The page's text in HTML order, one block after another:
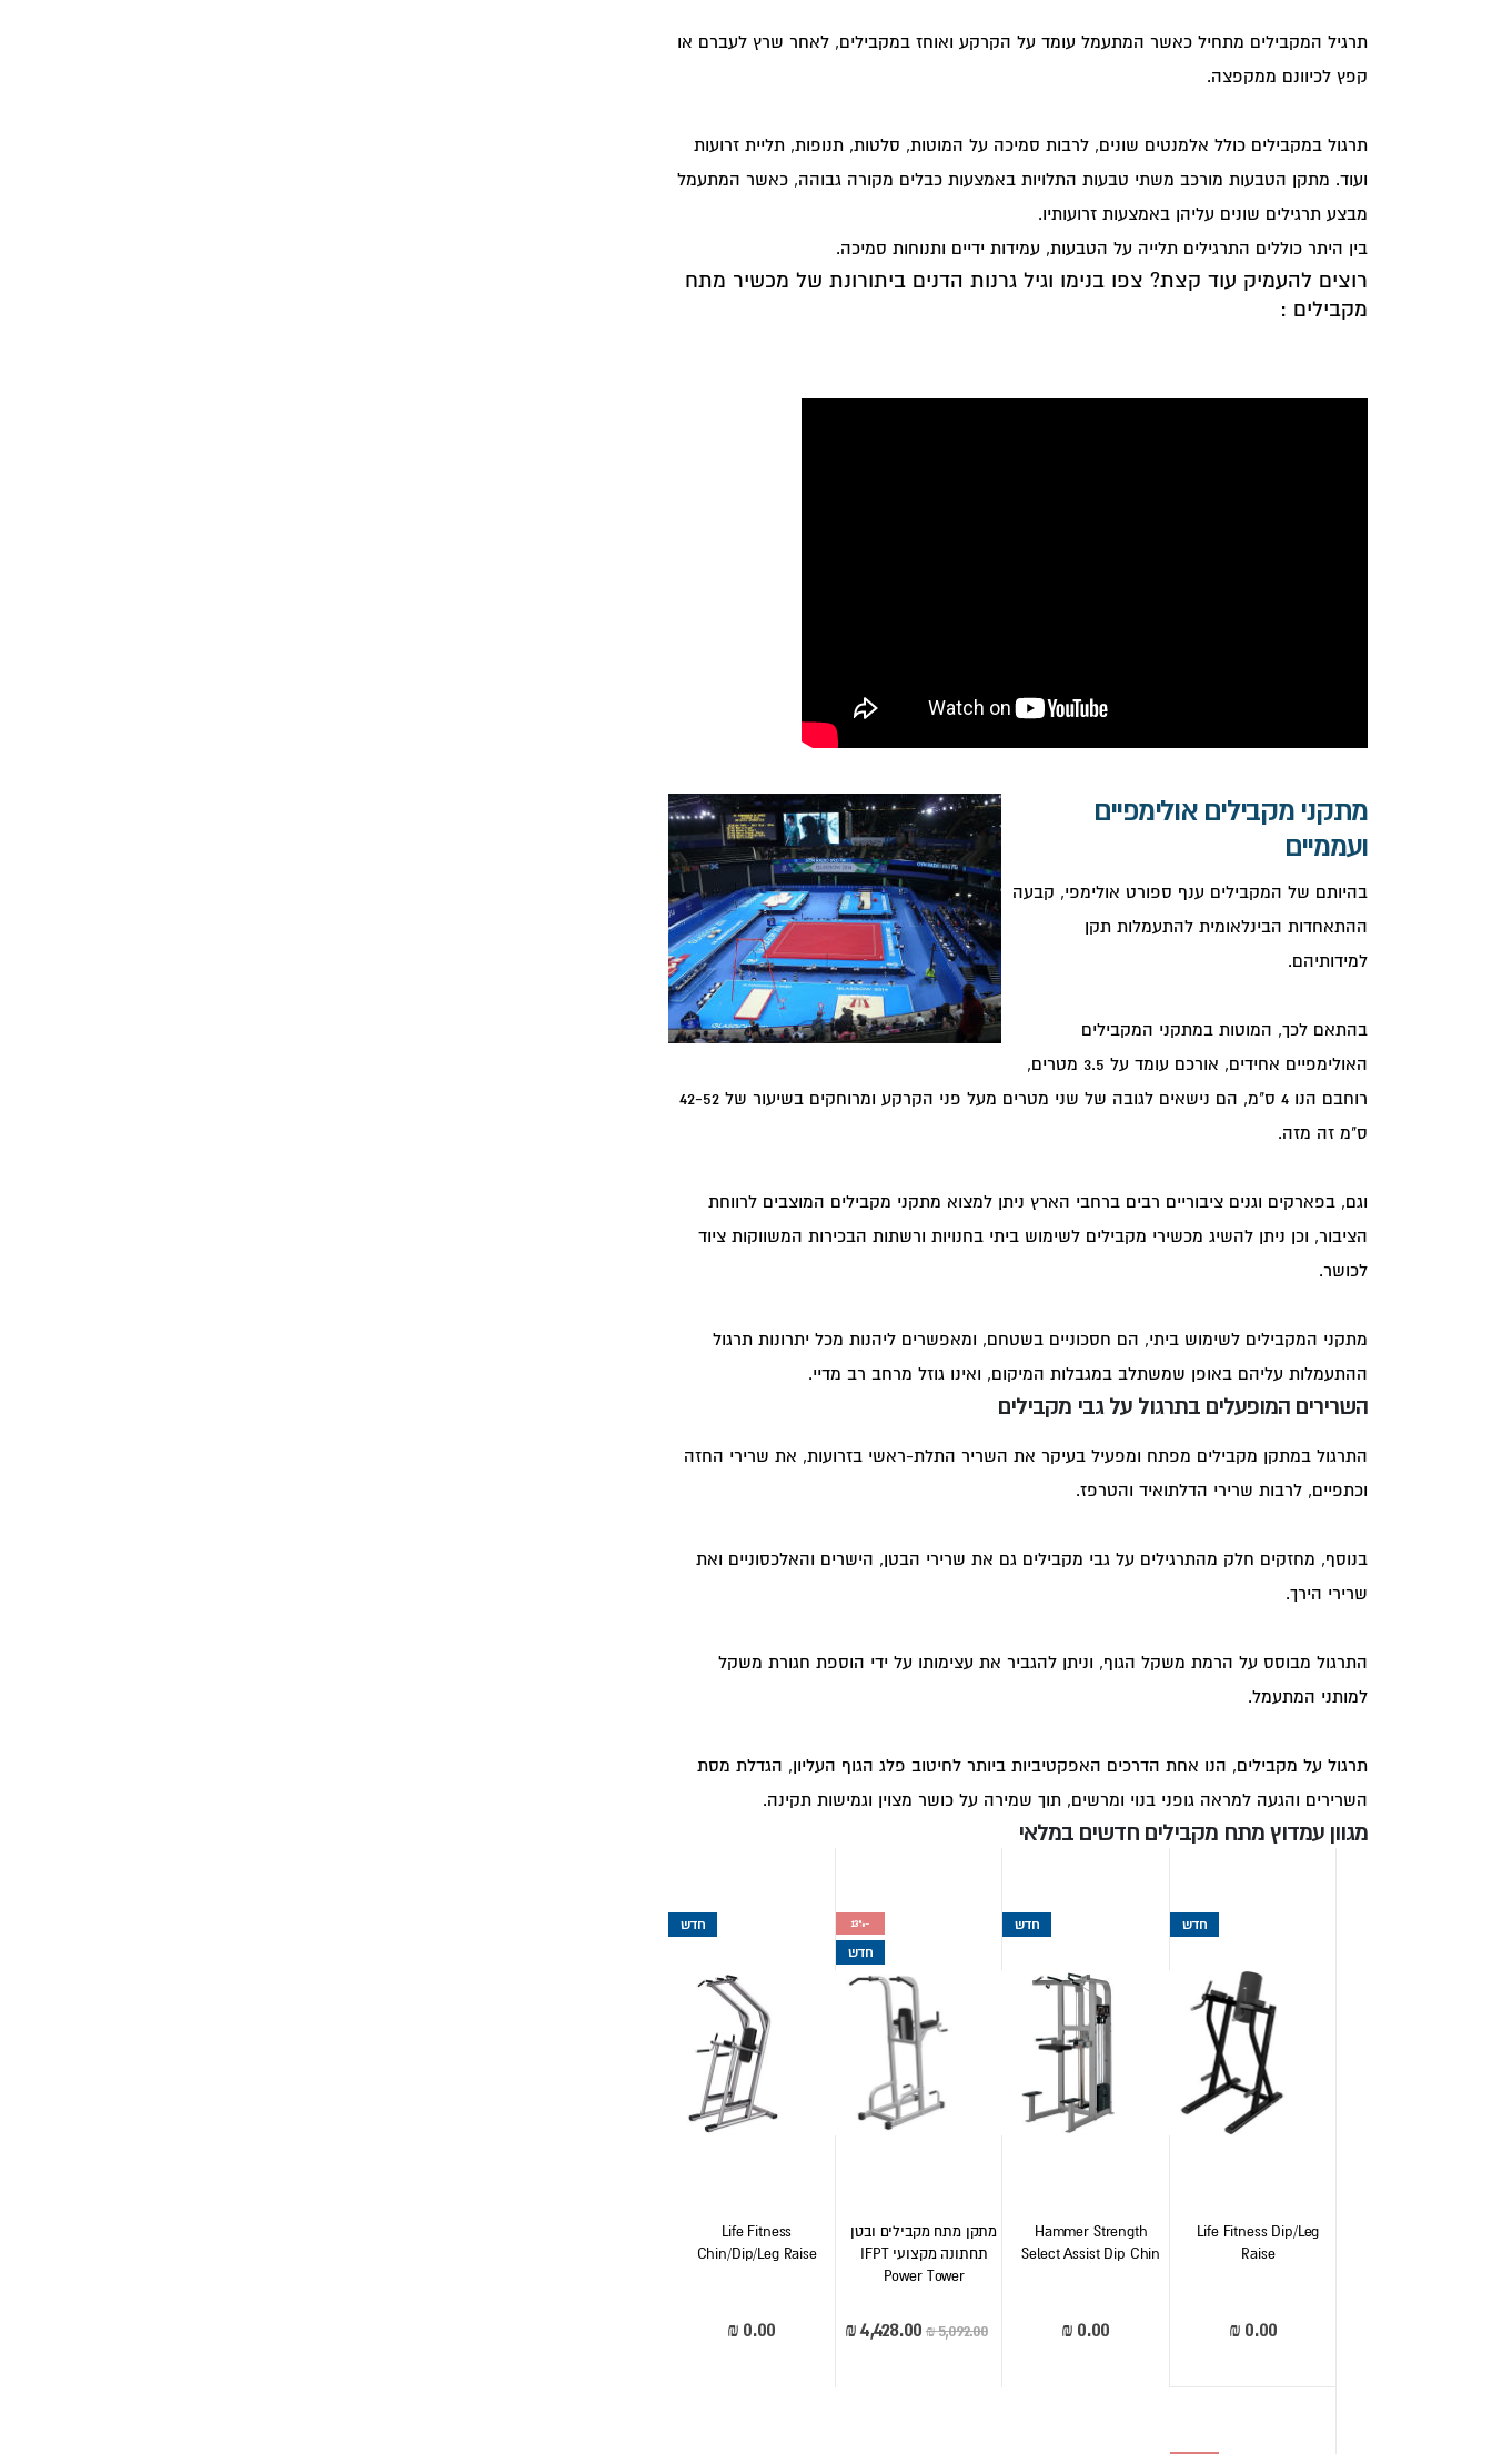
תרגיל המקבילים מתחיל כאשר המתעמל עומד על הקרקע ואוחז במקבילים, לאחר שרץ לעברם או
קפץ לכיוונם ממקפצה.
תרגול במקבילים כולל אלמנטים שונים, לרבות סמיכה על המוטות, סלטות, תנופות, תליית זרועות
ועוד. מתקן הטבעות מורכב משתי טבעות התלויות באמצעות כבלים מקורה גבוהה, כאשר המתעמל
מבצע תרגילים שונים עליהן באמצעות זרועותיו.
בין היתר כוללים התרגילים תלייה על הטבעות, עמידות ידיים ותנוחות סמיכה.
רוצים להעמיק עוד קצת? צפו בנימו וגיל גרנות הדנים ביתורונת של מכשיר מתח
מקבילים :
מתקני מקבילים אולימפיים
ועממיים
בהיותם של המקבילים ענף ספורט אולימפי, קבעה
ההתאחדות הבינלאומית להתעמלות תקן
למידותיהם.
בהתאם לכך, המוטות במתקני המקבילים
האולימפיים אחידים, אורכם עומד על 3.5 מטרים,
רוחבם הנו 4 ס"מ, הם נישאים לגובה של שני מטרים מעל פני הקרקע ומרוחקים בשיעור של 42-52
ס"מ זה מזה.
וגם, בפארקים וגנים ציבוריים רבים ברחבי הארץ ניתן למצוא מתקני מקבילים המוצבים לרווחת
הציבור, וכן ניתן להשיג מכשירי מקבילים לשימוש ביתי בחנויות ורשתות הבכירות המשווקות ציוד
לכושר.
מתקני המקבילים לשימוש ביתי, הם חסכוניים בשטחם, ומאפשרים ליהנות מכל יתרונות תרגול
ההתעמלות עליהם באופן שמשתלב במגבלות המיקום, ואינו גוזל מרחב רב מדיי.
השרירים המופעלים בתרגול על גבי מקבילים
התרגול במתקן מקבילים מפתח ומפעיל בעיקר את השריר התלת-ראשי בזרועות, את שרירי החזה
וכתפיים, לרבות שרירי הדלתואיד והטרפז.
בנוסף, מחזקים חלק מהתרגילים על גבי מקבילים גם את שרירי הבטן, הישרים והאלכסוניים ואת
שרירי הירך.
התרגול מבוסס על הרמת משקל הגוף, וניתן להגביר את עצימותו על ידי הוספת חגורת משקל
למותני המתעמל.
תרגול על מקבילים, הנו אחת הדרכים האפקטיביות ביותר לחיטוב פלג הגוף העליון, הגדלת מסת
השרירים והגעה למראה גופני בנוי ומרשים, תוך שמירה על כושר מצוין וגמישות תקינה.
מגוון עמדוץ מתח מקבילים חדשים במלאי
חדש
Life Fitness Dip/Leg
Raise
0%‏0.00 ₪
חדש
Hammer Strength
Select Assist Dip Chin
0%
-13%
חדש
מתקן מתח מקבילים ובטן
תחתונה מקצועי IFPT
Power Tower
0% ‏5,092.00 ₪ מחיר
מיוחד‏4,428.00 ₪
חדש
Life Fitness
Chin/Dip/Leg Raise
0%